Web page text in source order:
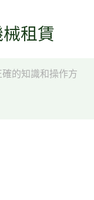
租賃
的知識和操作方